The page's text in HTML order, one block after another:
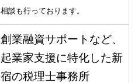
相談も行っております。
創業融資サポートなど、
起業家支援に特化した新
宿の税理士事務所